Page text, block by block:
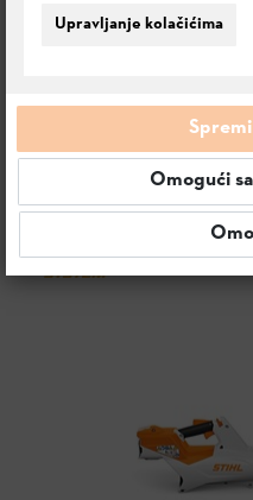
Svi proizvodi
7 proizvoda
Upravljanje kolačićima
Omogući